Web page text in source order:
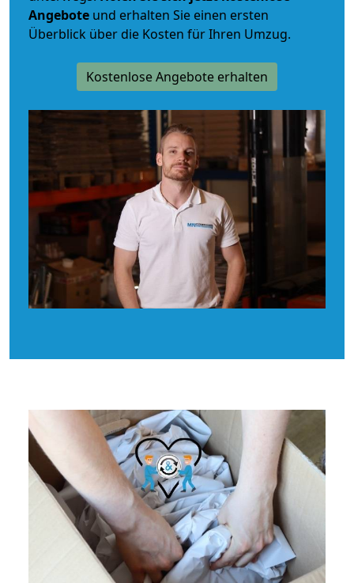
Angebote und erhalten Sie einen ersten
Überblick über die Kosten für Ihren Umzug.
Kostenlose Angebote erhalten